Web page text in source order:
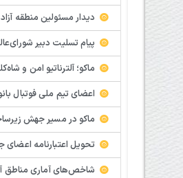
دیدار مسئولین منطقه آزاد ماکو
پیام تسلیت دبیر شورای‌عالی
ماکو؛ آلترناتیو امن و
اعضای تیم ملی فوتبال بانوان کشور از
ماکو در مسیر جهش
تحویل اعتبارنامه
شاخص‌های آماری مناطق آزاد در ۱۱ ماهه سال ۱۴۰۴ منتشر شد؛ پایداری اقتصادی در شرایط جنگی؛ صادرات